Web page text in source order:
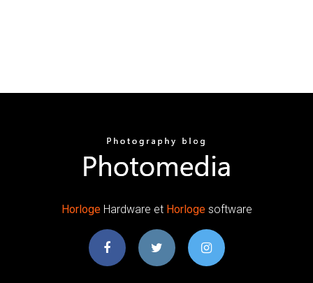
HorlogeHardware et Horlogesoftware